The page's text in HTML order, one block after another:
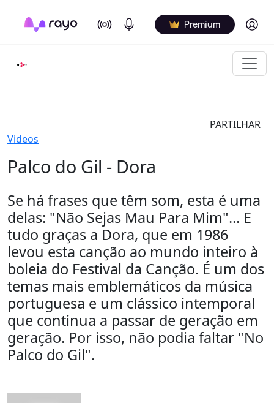
On Air Podcasts Premium Log in
PARTILHAR
Videos
Palco do Gil - Dora
Se há frases que têm som, esta é uma
delas: "Não Sejas Mau Para Mim"... E
tudo graças a Dora, que em 1986
levou esta canção ao mundo inteiro à
boleia do Festival da Canção. É um dos
temas mais emblemáticos da música
portuguesa e um clássico intemporal
que continua a passar de geração em
geração. Por isso, não podia faltar "No
Palco do Gil".